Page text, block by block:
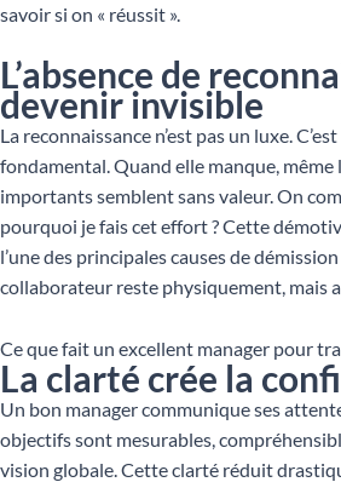
savoir si on « réussit ».
L’absence de
devenir invisible
La reconnaissance n’est pas un luxe.
fondamental. Quand elle manque, même
importants semblent sans valeur. On
pourquoi je fais cet effort ? Cette
l’une des principales causes de
collaborateur reste physiquement, mais
Ce que fait un excellent manager pour
La clarté crée la
Un bon manager communique ses
objectifs sont mesurables,
vision globale. Cette clarté réduit